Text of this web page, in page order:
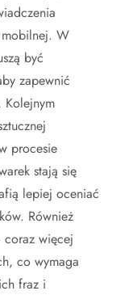
mobilnej. W
być
zapewnić
Kolejnym
procesie
stają się
lepiej oceniać
Również
coraz więcej
co wymaga
fraz i